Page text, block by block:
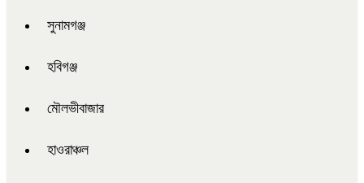
সুনামগঞ্জ
হবিগঞ্জ
মৌলভীবাজার
হাওরাঞ্চল